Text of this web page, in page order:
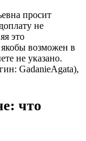
просит
не
это
возможен в
не указано.
GadanieAgata),
что